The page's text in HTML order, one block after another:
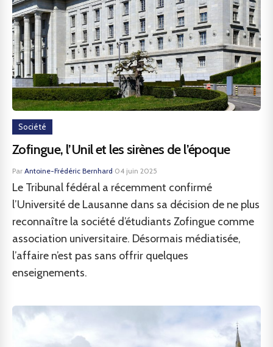
Société
Zofingue, l’Unil et les sirènes de l’époque
Par Antoine-Frédéric Bernhard·04 juin 2025
Le Tribunal fédéral a récemment confirmé
l’Université de Lausanne dans sa décision de ne plus
reconnaître la société d’étudiants Zofingue comme
association universitaire. Désormais médiatisée,
l’affaire n’est pas sans offrir quelques
enseignements.